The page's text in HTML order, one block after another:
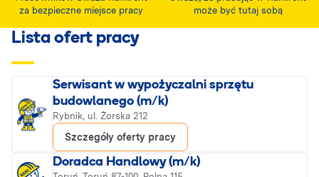
za bezpieczne miejsce pracy
może być tutaj sobą
Lista ofert pracy
Serwisant w wypożyczalni sprzętu
budowlanego (m/k)
Rybnik, ul. Żorska 212
Szczegóły oferty pracy
Doradca Handlowy (m/k)